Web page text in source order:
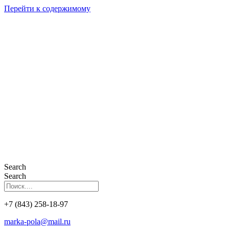
Перейти к содержимому
Search
Search
+7 (843) 258-18-97
marka-pola@mail.ru